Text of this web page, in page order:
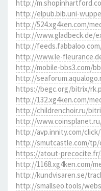
http://
http://elpub.bib.uni-
http://524.xg4ken.com/
http://www.gladbeck.de/
http://
http://www.le-
http://mobile-bbs3.com/
http://
https://begc.org/bitrix/
http://132.xg4ken.com/
http://childrenchoir.ru/
http://
http://avp.innity.com/click/
http://smutcastle.com/tp/
https://atout-precocite.fr/
http://1168.xg4ken.com/
http://kundvisaren.se/
http://smallseo.tools/